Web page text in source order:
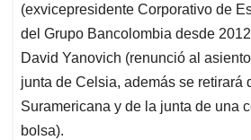
(exvicepresidente Corporativo de
del Grupo Bancolombia desde
David Yanovich (renunció al
junta de Celsia, además se retirará
Suramericana y de la junta de una
bolsa).